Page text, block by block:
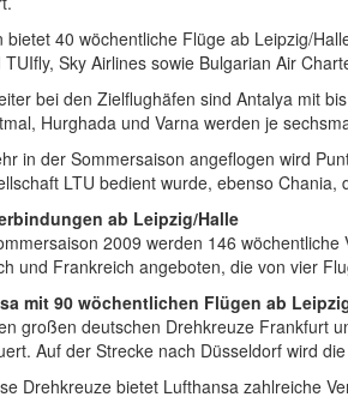
bietet 40 wöchentliche Flüge ab Leipzig/
Sky Airlines sowie Bulgarian Air
bei den Zielflughäfen sind Antalya mit
Hurghada und Varna werden je
in der Sommersaison angeflogen wird
LTU bedient wurde, ebenso
ab Leipzig/Halle
2009 werden 146
und Frankreich angeboten, die von vier
mit 90 wöchentlichen Flügen ab
großen deutschen Drehkreuze Frankfurt
Auf der Strecke nach Düsseldorf wird
Drehkreuze bietet Lufthansa zahlreiche